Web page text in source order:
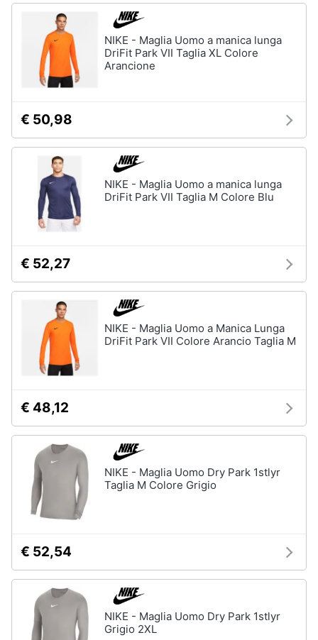
NIKE - Maglia Uomo a manica lunga
DriFit Park VII Taglia XL Colore
Arancione
€ 50,98
NIKE - Maglia Uomo a manica lunga
DriFit Park VII Taglia M Colore Blu
€ 52,27
NIKE - Maglia Uomo a Manica Lunga
DriFit Park VII Colore Arancio Taglia M
€ 48,12
NIKE - Maglia Uomo Dry Park 1stlyr
Taglia M Colore Grigio
€ 52,54
NIKE - Maglia Uomo Dry Park 1stlyr
Grigio 2XL